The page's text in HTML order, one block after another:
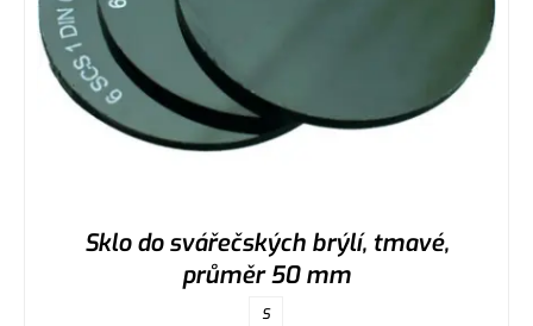
Sklo do svářečských brýlí, tmavé,
průměr 50 mm
S